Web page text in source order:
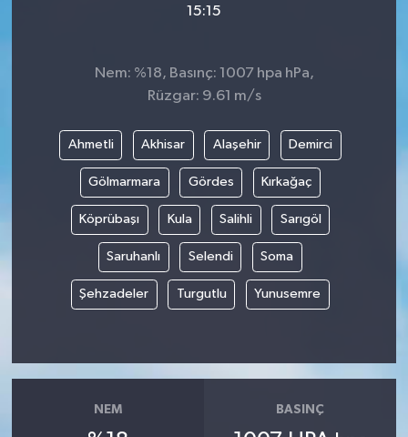
15:15
Nem: %18, Basınç: 1007 hpa hPa,
Rüzgar: 9.61 m/s
Ahmetli Akhisar Alaşehir Demirci
Gölmarmara Gördes Kırkağaç
Köprübaşı Kula Salihli Sarıgöl
Saruhanlı Selendi Soma
Şehzadeler Turgutlu Yunusemre
NEM BASINÇ